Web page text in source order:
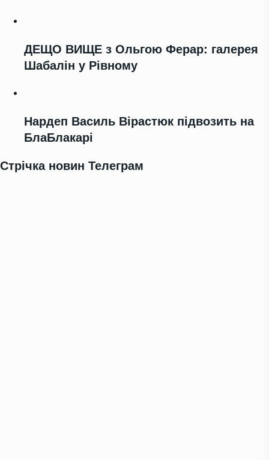
ДЕЩО ВИЩЕ з Ольгою Ферар: галерея
Шабалін у Рівному
Нардеп Василь Вірастюк підвозить на
БлаБлакарі
Стрічка новин Телеграм